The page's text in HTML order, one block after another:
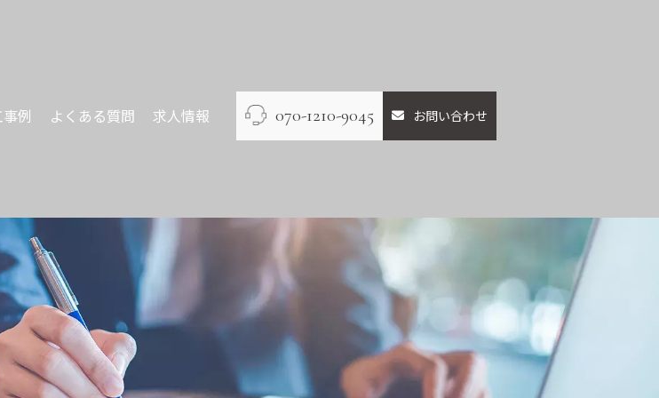
例 よくある質問 求人情報 070-1210-9045 お問い合わせ